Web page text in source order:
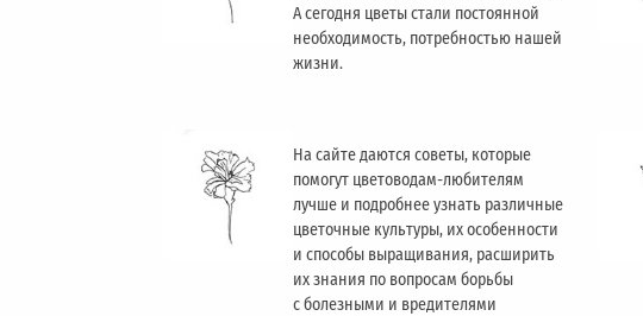
А сегодня цветы стали постоянной
необходимость, потребностью нашей
жизни.
На сайте даются советы, которые
помогут цветоводам-любителям
лучше и подробнее узнать различные
цветочные культуры, их особенности
и способы выращивания, расширить
их знания по вопросам борьбы
с болезными и вредителями